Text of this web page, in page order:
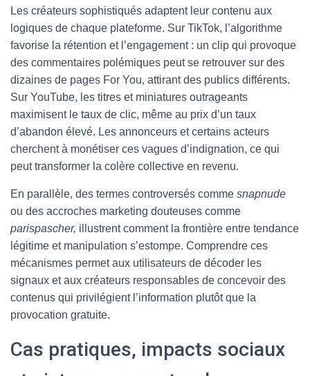
Les créateurs sophistiqués adaptent leur contenu aux
logiques de chaque plateforme. Sur TikTok, l’algorithme
favorise la rétention et l’engagement : un clip qui provoque
des commentaires polémiques peut se retrouver sur des
dizaines de pages For You, attirant des publics différents.
Sur YouTube, les titres et miniatures outrageants
maximisent le taux de clic, même au prix d’un taux
d’abandon élevé. Les annonceurs et certains acteurs
cherchent à monétiser ces vagues d’indignation, ce qui
peut transformer la colère collective en revenu.
En parallèle, des termes controversés comme snapnude
ou des accroches marketing douteuses comme
parispascher, illustrent comment la frontière entre tendance
légitime et manipulation s’estompe. Comprendre ces
mécanismes permet aux utilisateurs de décoder les
signaux et aux créateurs responsables de concevoir des
contenus qui privilégient l’information plutôt que la
provocation gratuite.
Cas pratiques, impacts sociaux